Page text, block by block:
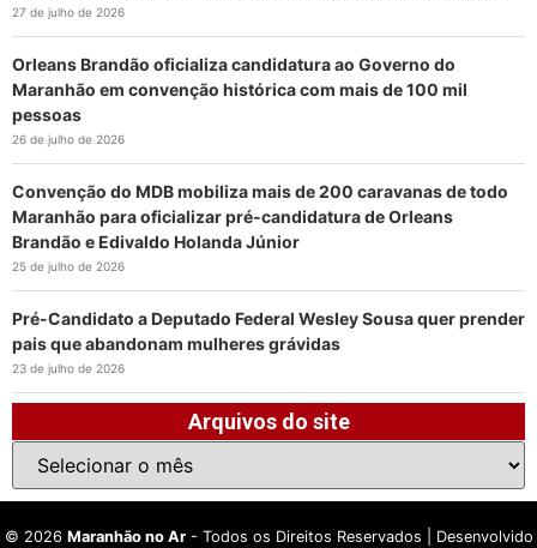
27 de julho de 2026
Orleans Brandão oficializa candidatura ao Governo do
Maranhão em convenção histórica com mais de 100 mil
pessoas
26 de julho de 2026
Convenção do MDB mobiliza mais de 200 caravanas de todo
Maranhão para oficializar pré-candidatura de Orleans
Brandão e Edivaldo Holanda Júnior
25 de julho de 2026
Pré-Candidato a Deputado Federal Wesley Sousa quer prender
pais que abandonam mulheres grávidas
23 de julho de 2026
Arquivos do site
© 2026 Maranhão no Ar- Todos os Direitos Reservados | Desenvolvido